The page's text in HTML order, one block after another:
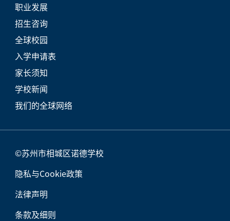
职业发展
招生咨询
全球校园
入学申请表
家长须知
学校新闻
我们的全球网络
©苏州市相城区诺德学校
隐私与Cookie政策
法律声明
条款及细则